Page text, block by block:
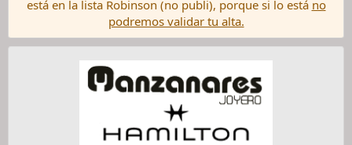
está en la lista Robinson (no publi), porque si lo está no
podremos validar tu alta.